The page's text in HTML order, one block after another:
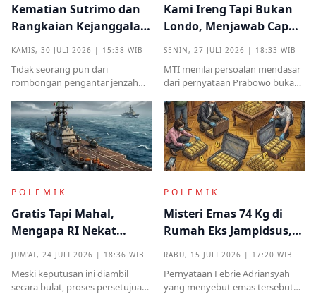
Kematian Sutrimo dan
Rangkaian Kejanggalan
Kampung Halaman
KAMIS, 30 JULI 2026 | 15:38 WIB
Tidak seorang pun dari
rombongan pengantar jenzah
identitas ataupun menjelaskan
dari instansi mana.
Kami Ireng Tapi Bukan
Londo, Menjawab Cap
SENIN, 27 JULI 2026 | 18:33 WIB
MTI menilai persoalan mendasar
dari pernyataan Prabowo bukan
melainkan implikasinya yang
sangat destruktif bagi kualitas
demokrasi
POLEMIK
Gratis Tapi Mahal,
Mengapa RI Nekat
Induk Tua Italia?
JUM'AT, 24 JULI 2026 | 18:36 WIB
Meski keputusan ini diambil
secara bulat, proses persetujuan
POLEMIK
Misteri Emas 74 Kg di
Rumah Eks Jampidsus,
RABU, 15 JULI 2026 | 17:20 WIB
Pernyataan Febrie Adriansyah
yang menyebut emas tersebut